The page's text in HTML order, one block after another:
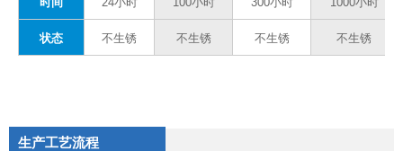
状态 不生锈 不生锈 不生锈 不生锈
生产工艺流程